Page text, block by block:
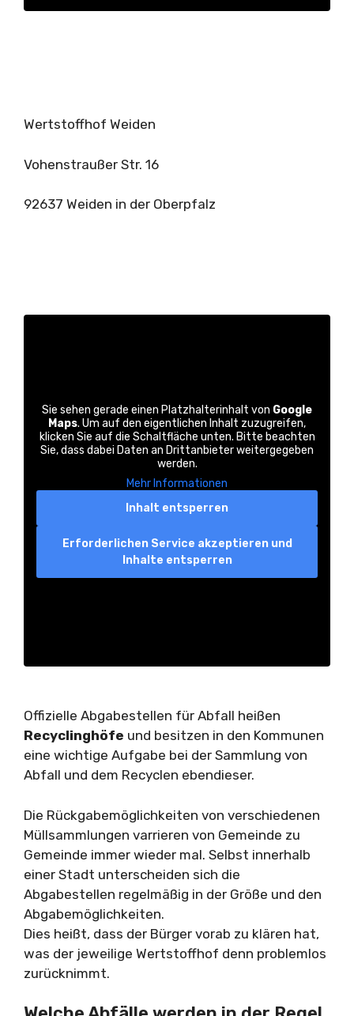
Wertstoffhof Weiden
Vohenstraußer Str. 16
92637 Weiden in der Oberpfalz
Sie sehen gerade einen Platzhalterinhalt von Google
Maps. Um auf den eigentlichen Inhalt zuzugreifen,
klicken Sie auf die Schaltfläche unten. Bitte beachten
Sie, dass dabei Daten an Drittanbieter weitergegeben
werden.
Mehr Informationen
Inhalt entsperren
Erforderlichen Service akzeptieren und
Inhalte entsperren
Offizielle Abgabestellen für Abfall heißen
Recyclinghöfe und besitzen in den Kommunen
eine wichtige Aufgabe bei der Sammlung von
Abfall und dem Recyclen ebendieser.
Die Rückgabemöglichkeiten von verschiedenen
Müllsammlungen varrieren von Gemeinde zu
Gemeinde immer wieder mal. Selbst innerhalb
einer Stadt unterscheiden sich die
Abgabestellen regelmäßig in der Größe und den
Abgabemöglichkeiten.
Dies heißt, dass der Bürger vorab zu klären hat,
was der jeweilige Wertstoffhof denn problemlos
zurücknimmt.